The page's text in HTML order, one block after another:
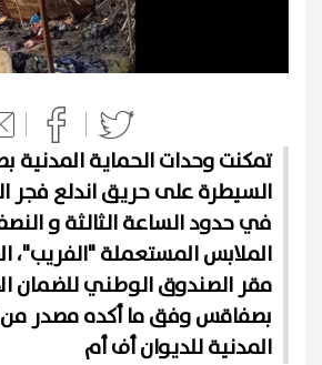
تمكنت وحدات الحماية
السيطرة على حريق اندلع فجر
في حدود الساعة الثالثة و
الملابس المستعملة "الفريب"،
مقر الصندوق الوطني للضمان
بصفاقس وفق ما أكده مصدر من
المدنية للديوان أف أم